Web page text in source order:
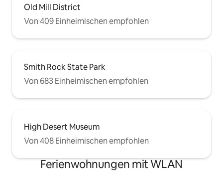
Old Mill District
Von 409 Einheimischen empfohlen
Smith Rock State Park
Von 683 Einheimischen empfohlen
High Desert Museum
Von 408 Einheimischen empfohlen
Ferienwohnungen mit WLAN